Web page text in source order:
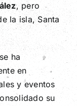
, pero
la isla, Santa
ha
en
y eventos
su